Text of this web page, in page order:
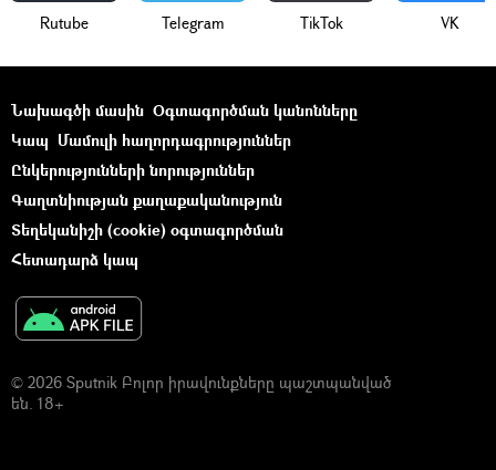
Rutube Telegram ТikТоk VK
Նախագծի մասին Օգտագործման կանոնները
Կապ Մամուլի հաղորդագրություններ
Ընկերությունների նորություններ
Գաղտնիության քաղաքականություն
Տեղեկանիշի (cookie) օգտագործման
Հետադարձ կապ
© 2026 Sputnik Բոլոր իրավունքները պաշտպանված
են. 18+